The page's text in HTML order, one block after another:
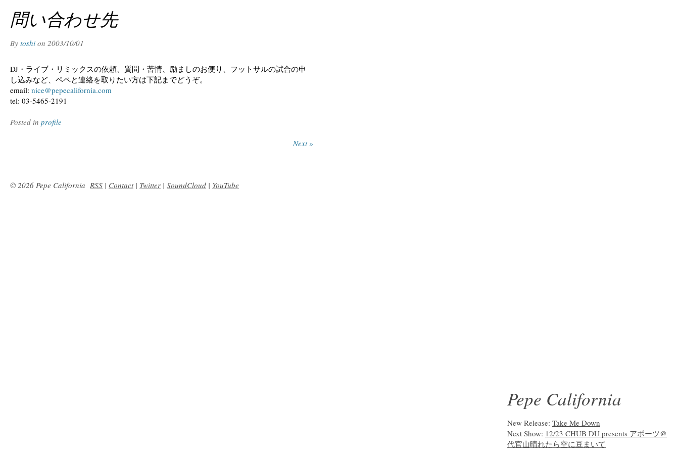
問い合わせ先
By toshi on 2003/10/01
DJ・ライブ・リミックスの依頼、質問・苦情、励ましのお便り、フットサルの試合の申
し込みなど、ペペと連絡を取りたい方は下記までどうぞ。
email: nice@pepecalifornia.com
tel: 03-5465-2191
Posted in profile
Next »
Pepe California
New Release: Take Me Down
Next Show: 12/23 CHUB DU presents アポーツ@
代官山晴れたら空に豆まいて
© 2026 Pepe California RSS | Contact| Twitter | SoundCloud | YouTube